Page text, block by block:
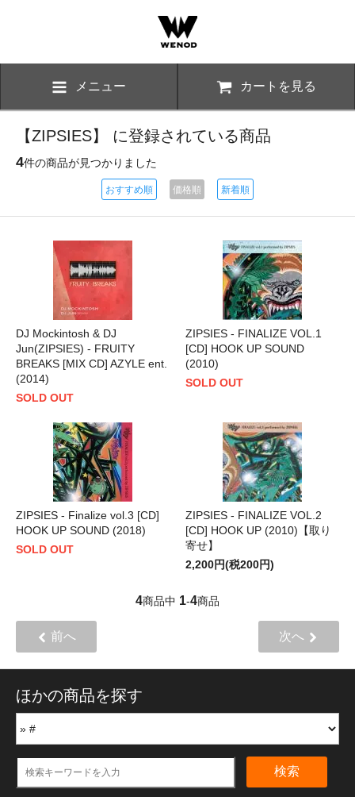
メニュー カートを見る
【ZIPSIES】 に登録されている商品
4件の商品が見つかりました
おすすめ順 価格順 新着順
DJ Mockintosh & DJ
Jun(ZIPSIES) - FRUITY
BREAKS [MIX CD] AZYLE ent.
(2014)
SOLD OUT
ZIPSIES - FINALIZE VOL.1
[CD] HOOK UP SOUND
(2010)
SOLD OUT
ZIPSIES - Finalize vol.3 [CD]
HOOK UP SOUND (2018)
SOLD OUT
ZIPSIES - FINALIZE VOL.2
[CD] HOOK UP (2010)【取り
寄せ】
2,200円(税200円)
4商品中 1-4商品
前へ 次へ
ほかの商品を探す
検索